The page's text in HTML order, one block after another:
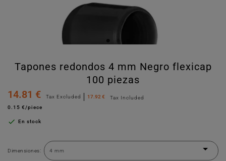
Tapones redondos 4 mm Negro flexicap
100 piezas
14.81 €
Tax Excluded 17.92 €
Tax Included
0.15 €/piece
 En stock
Dimensiones: